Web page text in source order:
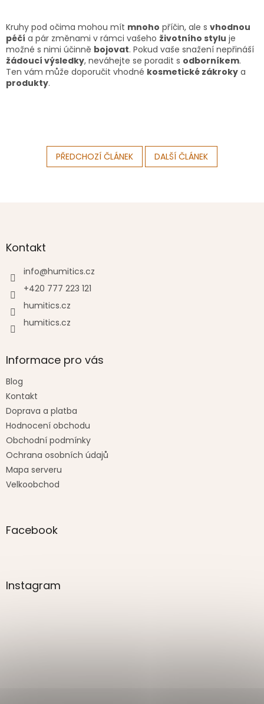
Kruhy pod očima mohou mít mnoho příčin, ale s vhodnou
péčí a pár změnami v rámci vašeho životního stylu je
možné s nimi účinně bojovat. Pokud vaše snažení nepřináší
žádoucí výsledky, neváhejte se poradit s odborníkem.
Ten vám může doporučit vhodné kosmetické zákroky a
produkty.
PŘEDCHOZÍ ČLÁNEK DALŠÍ ČLÁNEK
aKontakt
info@humitics.cz
+420 777 223 121
humitics.cz
humitics.cz
Informace pro vás
Blog
Kontakt
Doprava a platba
Hodnocení obchodu
Obchodní podmínky
Ochrana osobních údajů
Mapa serveru
Velkoobchod
Facebook
Instagram